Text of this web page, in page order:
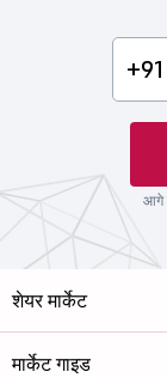
+91
आगे
शेयर मार्केट
मार्केट गाइड